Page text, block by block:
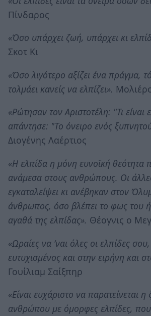
Πίνδαρος
«Όσο υπάρχει ζωή, υπάρχει κι
Σκοτ Κι
«Όσο λιγότερο αξίζει ένα πράγμα,
τολμάει κανείς να ελπίζει».
«Ρώτησαν τον Αριστοτέλη: "Τι είναι
απάντησε: "Το όνειρο ενός
Διογένης Λαέρτιος
«Η ελπίδα η μόνη ευνοϊκή θεότητα
ανάμεσα στους ανθρώπους. Οι
εγκαταλείψει κι ανέβηκαν στον
άνθρωπος, όσο βλέπει το φως του
αγαθά της ελπίδας». Θέογνις ο
«Ωραίες να ‘ναι όλες οι ελπίδες σου,
ευτυχισμένος και στην ειρήνη και
Γουίλιαμ Σαίξπηρ
«Είναι ευχάριστο να παρατείνεται
ανθρώπου με όμορφες ελπίδες,